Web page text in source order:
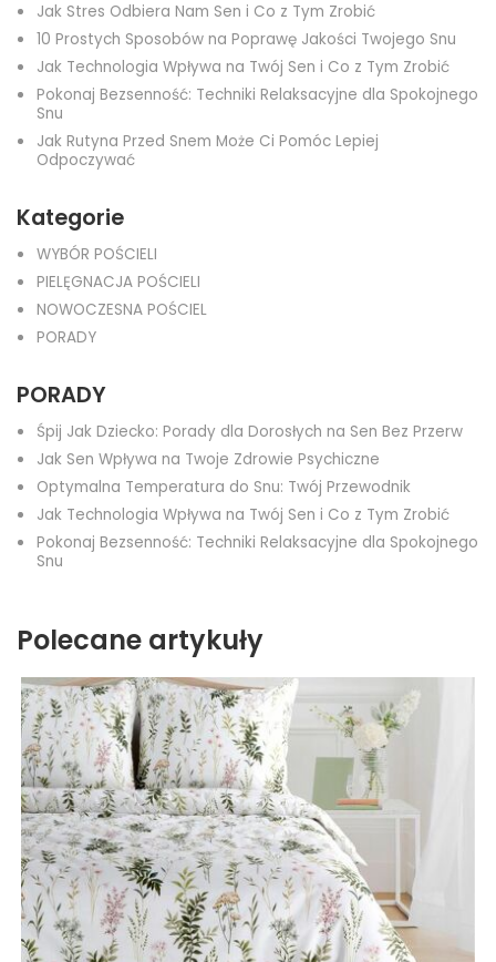
Jak Stres Odbiera Nam Sen i Co z Tym Zrobić
10 Prostych Sposobów na Poprawę Jakości Twojego Snu
Jak Technologia Wpływa na Twój Sen i Co z Tym Zrobić
Pokonaj Bezsenność: Techniki Relaksacyjne dla Spokojnego
Snu
Jak Rutyna Przed Snem Może Ci Pomóc Lepiej
Odpoczywać
Kategorie
WYBÓR POŚCIELI
PIELĘGNACJA POŚCIELI
NOWOCZESNA POŚCIEL
PORADY
PORADY
Śpij Jak Dziecko: Porady dla Dorosłych na Sen Bez Przerw
Jak Sen Wpływa na Twoje Zdrowie Psychiczne
Optymalna Temperatura do Snu: Twój Przewodnik
Jak Technologia Wpływa na Twój Sen i Co z Tym Zrobić
Pokonaj Bezsenność: Techniki Relaksacyjne dla Spokojnego
Snu
Polecane artykuły